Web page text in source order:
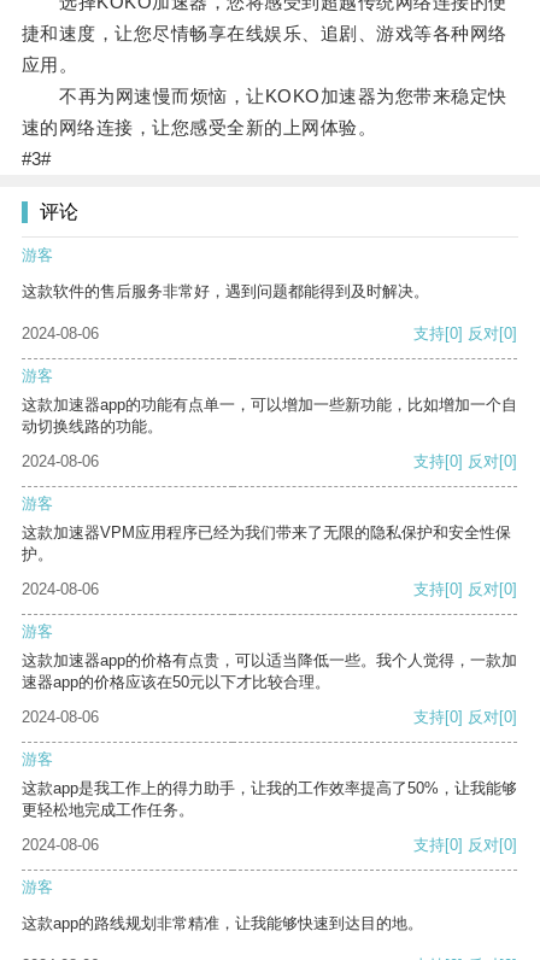
捷和速度，让您尽情畅享在线娱乐、追剧、游戏等各种网络
应用。
不再为网速慢而烦恼，让KOKO加速器为您带来稳定快
速的网络连接，让您感受全新的上网体验。
#3#
评论
游客
这款软件的售后服务非常好，遇到问题都能得到及时解决。
2024-08-06 支持[0] 反对[0]
游客
这款加速器app的功能有点单一，可以增加一些新功能，比如增加一个自
动切换线路的功能。
2024-08-06
支持[0] 反对[0]
游客
这款加速器VPM应用程序已经为我们带来了无限的隐私保护和安全性保
护。
2024-08-06
支持[0] 反对[0]
游客
这款加速器app的价格有点贵，可以适当降低一些。我个人觉得，一款加
速器app的价格应该在50元以下才比较合理。
2024-08-06
支持[0] 反对[0]
游客
这款app是我工作上的得力助手，让我的工作效率提高了50%，让我能够
更轻松地完成工作任务。
2024-08-06
支持[0] 反对[0]
游客
这款app的路线规划非常精准，让我能够快速到达目的地。